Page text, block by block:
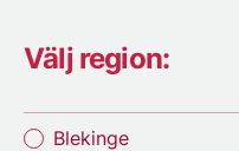
Välj region:
Blekinge